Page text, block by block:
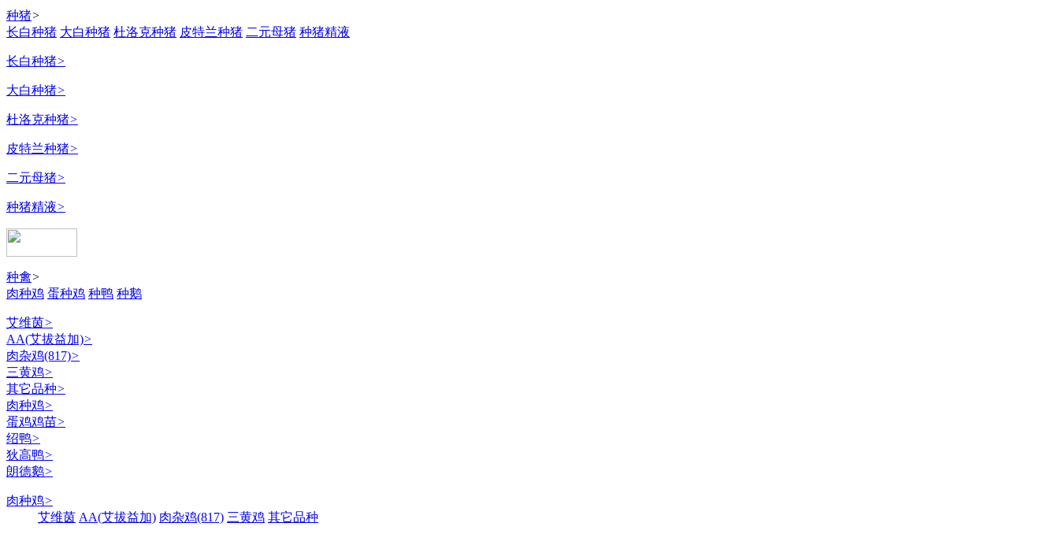
种猪>
长白种猪 大白种猪 杜洛克种猪 皮特兰种猪 二元母猪 种猪精液
长白种猪>
大白种猪>
杜洛克种猪>
皮特兰种猪>
二元母猪>
种猪精液>
种禽>
肉种鸡 蛋种鸡 种鸭 种鹅
艾维茵>
AA(艾拔益加)>
肉杂鸡(817)>
三黄鸡>
其它品种>
肉种鸡>
蛋鸡鸡苗>
绍鸭>
狄高鸭>
朗德鹅>
肉种鸡>
艾维茵 AA(艾拔益加) 肉杂鸡(817) 三黄鸡 其它品种